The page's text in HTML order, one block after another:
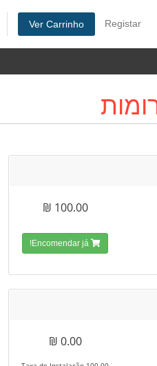
Registar
Ver Carrinho
100.00 ₪
0.00 ₪